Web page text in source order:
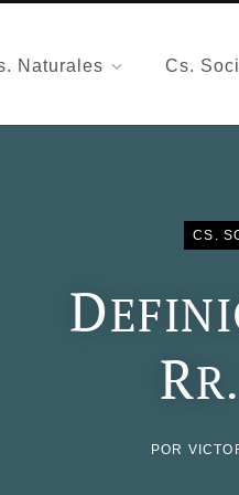
Naturales Cs.
CS.
D
R
POR